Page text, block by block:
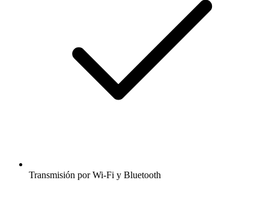
Transmisión por Wi-Fi y Bluetooth